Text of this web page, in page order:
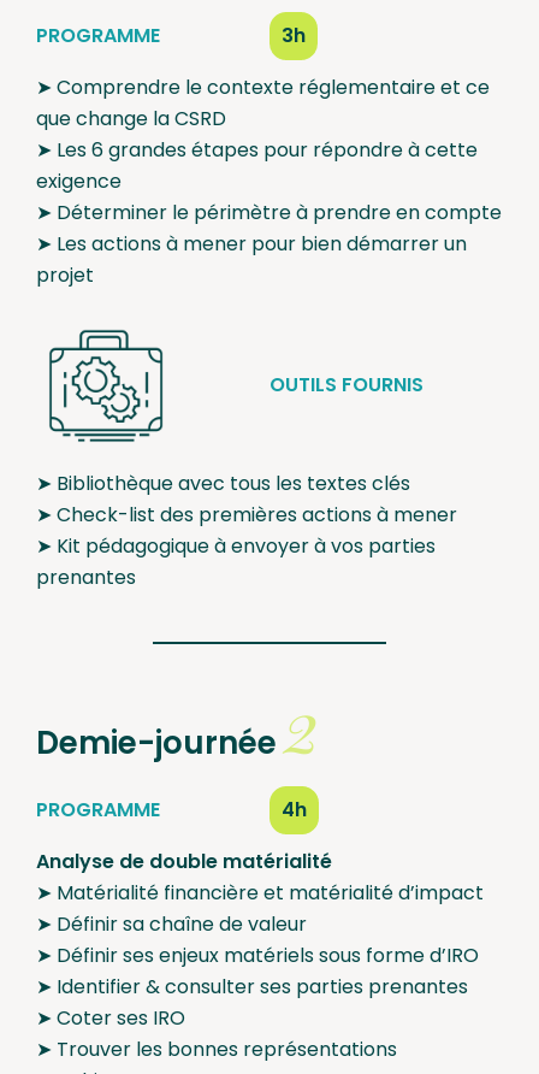
PROGRAMME
3h
➤ Comprendre le contexte réglementaire et ce
que change la CSRD
➤ Les 6 grandes étapes pour répondre à cette
exigence
➤ Déterminer le périmètre à prendre en compte
➤ Les actions à mener pour bien démarrer un
projet
OUTILS FOURNIS
➤ Bibliothèque avec tous les textes clés
➤ Check-list des premières actions à mener
➤ Kit pédagogique à envoyer à vos parties
prenantes
Demie-journée2
PROGRAMME
4h
Analyse de double matérialité
➤ Matérialité financière et matérialité d’impact
➤ Définir sa chaîne de valeur
➤ Définir ses enjeux matériels sous forme d’IRO
➤ Identifier & consulter ses parties prenantes
➤ Coter ses IRO
➤ Trouver les bonnes représentations